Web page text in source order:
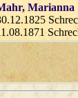
, Marianna